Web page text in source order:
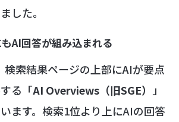
した。
AI回答が組み込まれる
索結果ページの上部にAIが要点
る「AI Overviews（旧SGE）
」
ます。検索1位より上にAIの回答